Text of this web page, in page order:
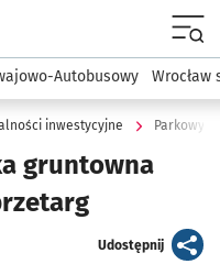
Autobusowy Wrocław
inwestycyjne Parkowy
gruntowna
Udostępnijartykuł